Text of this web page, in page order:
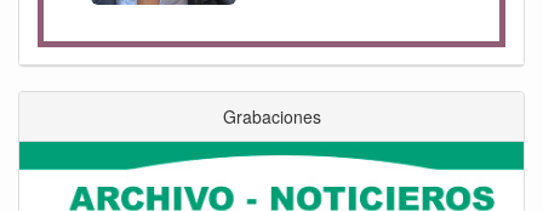
Grabaciones